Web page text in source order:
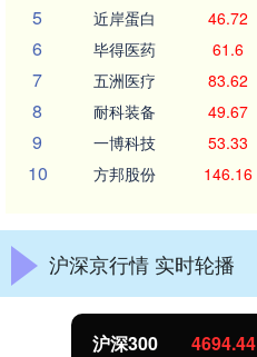
5 近岸蛋白 46.72
6 毕得医药 61.6
7 五洲医疗 83.62
8 耐科装备 49.67
9 一博科技 53.33
10 方邦股份 146.16
沪深京行情 实时轮播
沪深300 4694.44